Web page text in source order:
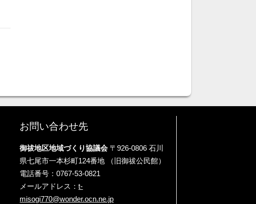
お問い合わせ先
御祓地区地域づくり協議会 〒926-0806 石川
県七尾市一本杉町124番地 （旧御祓公民館）
電話番号：0767-53-0821
メールアドレス：t-
misogi770@wonder.ocn.ne.jp